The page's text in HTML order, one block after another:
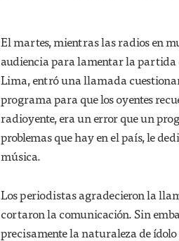
El martes, mientras las radios en
audiencia para lamentar la partida
Lima, entró una llamada
programa para que los oyentes
radioyente, era un error que un
problemas que hay en el país, le
música.
Los periodistas agradecieron la
cortaron la comunicación. Sin
precisamente la naturaleza de